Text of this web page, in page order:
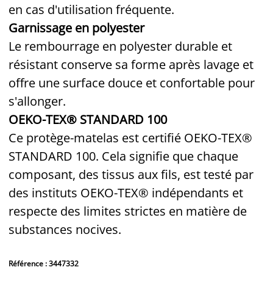
en cas d'utilisation fréquente.
Garnissage en polyester
Le rembourrage en polyester durable et
résistant conserve sa forme après lavage et
offre une surface douce et confortable pour
s'allonger.
OEKO-TEX® STANDARD 100
Ce protège-matelas est certifié OEKO-TEX®
STANDARD 100. Cela signifie que chaque
composant, des tissus aux fils, est testé par
des instituts OEKO-TEX® indépendants et
respecte des limites strictes en matière de
substances nocives.
Référence : 3447332